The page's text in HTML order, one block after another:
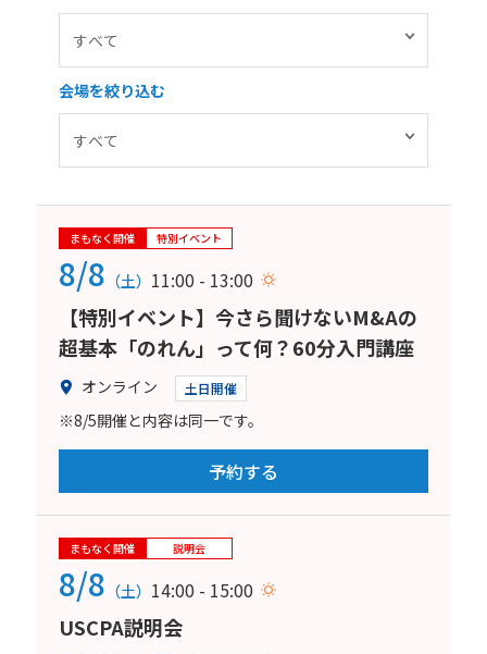
会場を絞り込む
まもなく開催 特別イベント
8/8 （土） 11:00 - 13:00
【特別イベント】今さら聞けないM&Aの
超基本「のれん」って何？60分入門講座
オンライン 土日開催
※8/5開催と内容は同一です。
予約する
まもなく開催 説明会
8/8 （土） 14:00 - 15:00
USCPA説明会